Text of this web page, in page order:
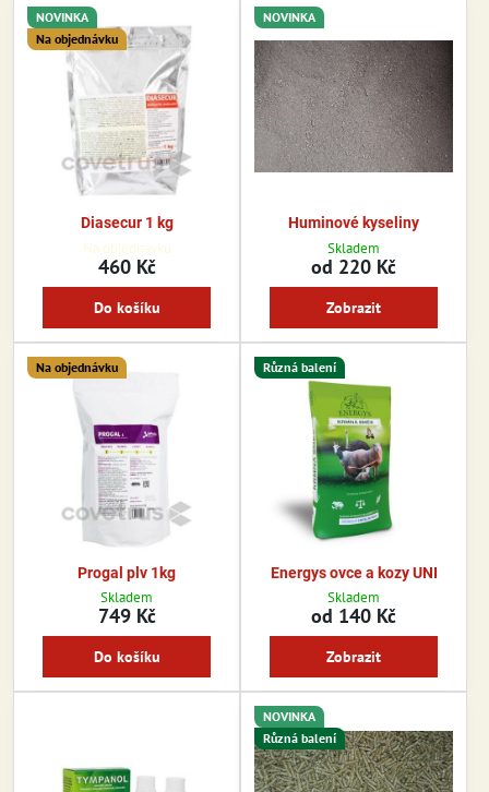
NOVINKA
Na objednávku
Diasecur 1 kg
Na objednávku
460 Kč
Do košíku
NOVINKA
Huminové kyseliny
Skladem
od 220 Kč
Zobrazit
Na objednávku
Progal plv 1kg
Skladem
749 Kč
Do košíku
Různá balení
Energys ovce a kozy UNI
Skladem
od 140 Kč
Zobrazit
NOVINKA
Různá balení